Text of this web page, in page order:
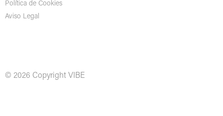
Política de Cookies
Aviso Legal
© 2026 Copyright VIBE